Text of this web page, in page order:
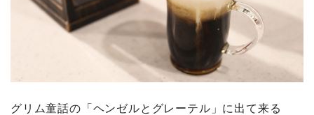
グリム童話の「ヘンゼルとグレーテル」に出て来る